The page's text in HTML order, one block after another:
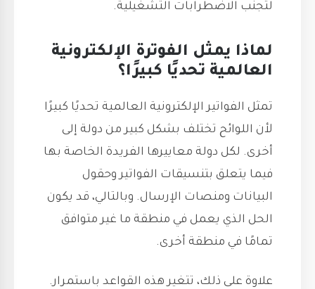
لتجنب الاضطرابات التشغيلية.
لماذا يمثل الفوترة الإلكترونية
العالمية تحديًا كبيرًا؟
تمثل الفواتير الإلكترونية العالمية تحديًا كبيرًا
لأن اللوائح تختلف بشكل كبير من دولة إلى
أخرى. لكل دولة معاييرها الفريدة الخاصة بها
فيما يتعلق بتنسيقات الفواتير وحقول
البيانات ومنصات الإرسال. وبالتالي، قد يكون
الحل الذي يعمل في منطقة ما غير متوافق
تمامًا في منطقة أخرى.
علاوة على ذلك، تتغير هذه القواعد باستمرار.